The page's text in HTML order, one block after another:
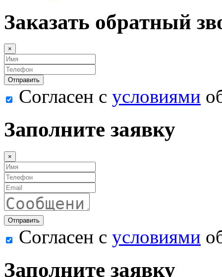
Заказать обратный
×
Согласен с условиями
Заполните заявку
×
Согласен с условиями
Заполните заявку